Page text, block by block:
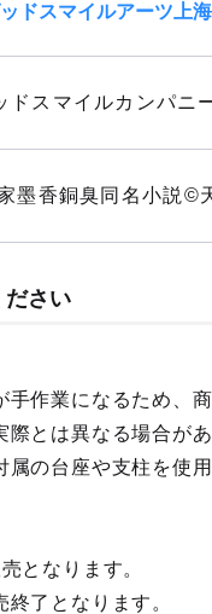
ドスマイルアーツ上海
ドスマイルカンパニ
墨香銅臭同名小説©
ださい
作業になるため、
とは異なる場合があ
の台座や支柱を使用
となります。
了となります。